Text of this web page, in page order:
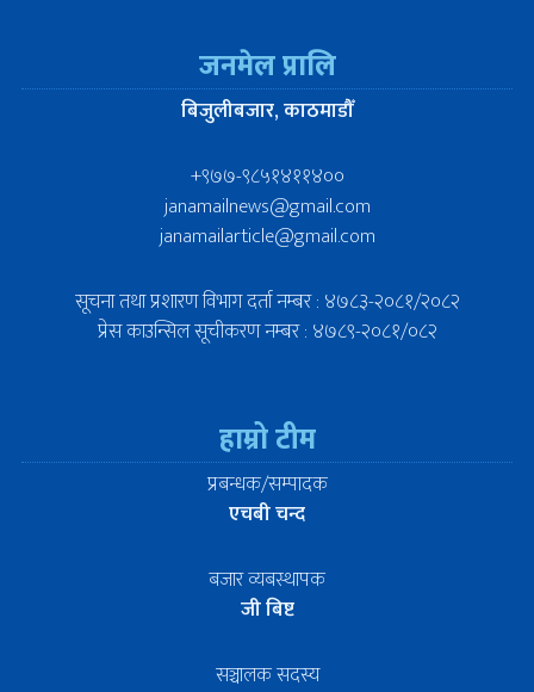
जनमेल प्रालि
बिजुलीबजार, काठमाडौँ
+९७७-९८५१४११४००
janamailnews@gmail.com
janamailarticle@gmail.com
सूचना तथा प्रशारण विभाग दर्ता नम्बर : ४७८३-२०८१/२०८२
प्रेस काउन्सिल सूचीकरण नम्बर : ४७८९-२०८१/०८२
हाम्रो टीम
प्रबन्धक/सम्पादक
एचबी चन्द
बजार व्यबस्थापक
जी बिष्ट
सञ्चालक सदस्य